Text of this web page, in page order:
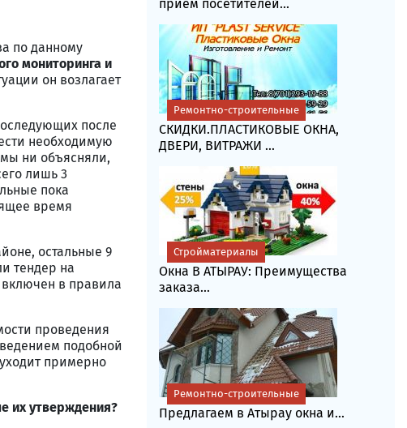
по данному
мониторинга и
он возлагает
после
необходимую
мы ни объясняли,
лишь 3
пока
время
остальные 9
тендер на
в правила
проведения
подобной
примерно
их утверждения?
приём посетителей...
СКИДКИ.ПЛАСТИКОВЫЕ ОКНА,
ДВЕРИ, ВИТРАЖИ ...
Ремонтно-строительные
Окна В АТЫРАУ: Преимущества
заказа...
Стройматериалы
Предлагаем в Атырау окна и...
Ремонтно-строительные